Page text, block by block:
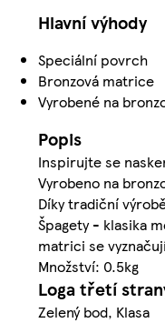
Hlavní výhody
Speciální povrch
Bronzová matrice
Vyrobené na
Popis
Inspirujte se
Vyrobeno na
Díky tradiční
Špagety - klasika
matrici se
Množství: 0.5kg
Loga třetí
Zelený bod, Klasa